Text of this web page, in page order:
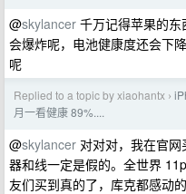
@skylancer 千万记得苹果的
会爆炸呢，电池健康度还会下
呢
Replied to a topic by xiaohantx ›
月一看健康 89%....
@skylancer 对对对，我在官
器和线一定是假的。全世界
友们买到真的了，库克都感动